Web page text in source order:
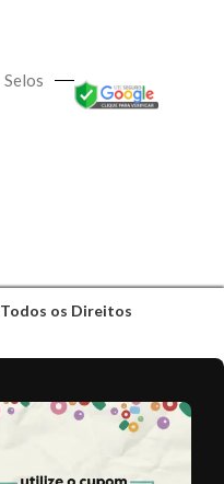
Selos
Todos os Direitos